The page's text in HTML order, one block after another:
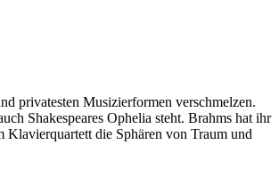
privatesten Musizierformen verschmelzen.
Shakespeares Ophelia steht. Brahms hat ihr
die Sphären von Traum und